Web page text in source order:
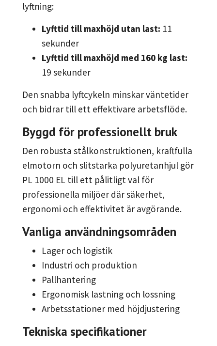
lyftning:
Lyfttid till maxhöjd utan last: 11
sekunder
Lyfttid till maxhöjd med 160 kg last:
19 sekunder
Den snabba lyftcykeln minskar väntetider
och bidrar till ett effektivare arbetsflöde.
Byggd för professionellt bruk
Den robusta stålkonstruktionen, kraftfulla
elmotorn och slitstarka polyuretanhjul gör
PL 1000 EL till ett pålitligt val för
professionella miljöer där säkerhet,
ergonomi och effektivitet är avgörande.
Vanliga användningsområden
Lager och logistik
Industri och produktion
Pallhantering
Ergonomisk lastning och lossning
Arbetsstationer med höjdjustering
Tekniska specifikationer